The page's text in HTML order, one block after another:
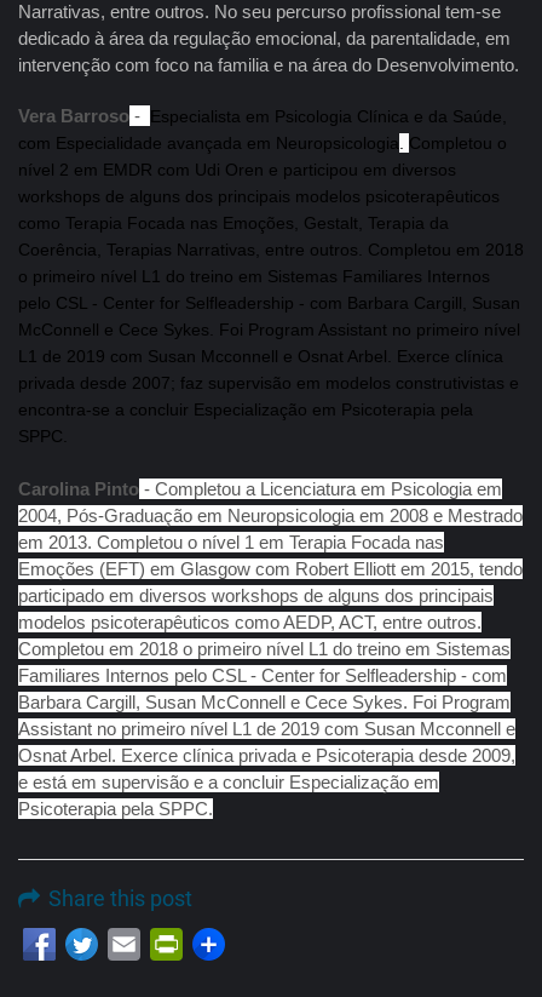
Narrativas, entre outros. No seu percurso profissional tem-se
dedicado à área da regulação emocional, da parentalidade, em
intervenção com foco na familia e na área do Desenvolvimento.
Vera Barroso - Especialista em Psicologia Clínica e da Saúde,
com Especialidade avançada em Neuropsicologia
Completou o
nível 2 em EMDR com Udi Oren e participou em diversos
workshops de alguns dos principais modelos psicoterapêuticos
como Terapia Focada nas Emoções, Gestalt, Terapia da
Coerência, Terapias Narrativas, entre outros. Completou em 2018
o primeiro nível L1 do treino em Sistemas Familiares Internos
pelo CSL - Center for Selfleadership - com Barbara Cargill, Susan
McConnell e Cece Sykes. Foi Program Assistant no primeiro nível
L1 de 2019 com Susan Mcconnell e Osnat Arbel. Exerce clínica
privada desde 2007; faz supervisão em modelos construtivistas e
encontra-se a concluir Especialização em Psicoterapia pela
SPPC.
Carolina Pinto - Completou a Licenciatura em Psicologia em
2004, Pós-Graduação em Neuropsicologia em 2008 e Mestrado
em 2013. Completou o nível 1 em Terapia Focada nas
Emoções (EFT) em Glasgow com Robert Elliott em 2015, tendo
participado em diversos workshops de alguns dos principais
modelos psicoterapêuticos como AEDP, ACT, entre outros.
Completou em 2018 o primeiro nível L1 do treino em Sistemas
Familiares Internos pelo CSL - Center for Selfleadership - com
Barbara Cargill, Susan McConnell e Cece Sykes. Foi Program
Assistant no primeiro nível L1 de 2019 com Susan Mcconnell e
Osnat Arbel. Exerce clínica privada e Psicoterapia desde 2009,
e está em supervisão e a concluir Especialização em
Psicoterapia pela SPPC.
Share this post
Email PrintFriendly